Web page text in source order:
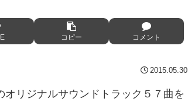
コピー コメント
2015.05.30
リジナルサウンドトラック５７曲を